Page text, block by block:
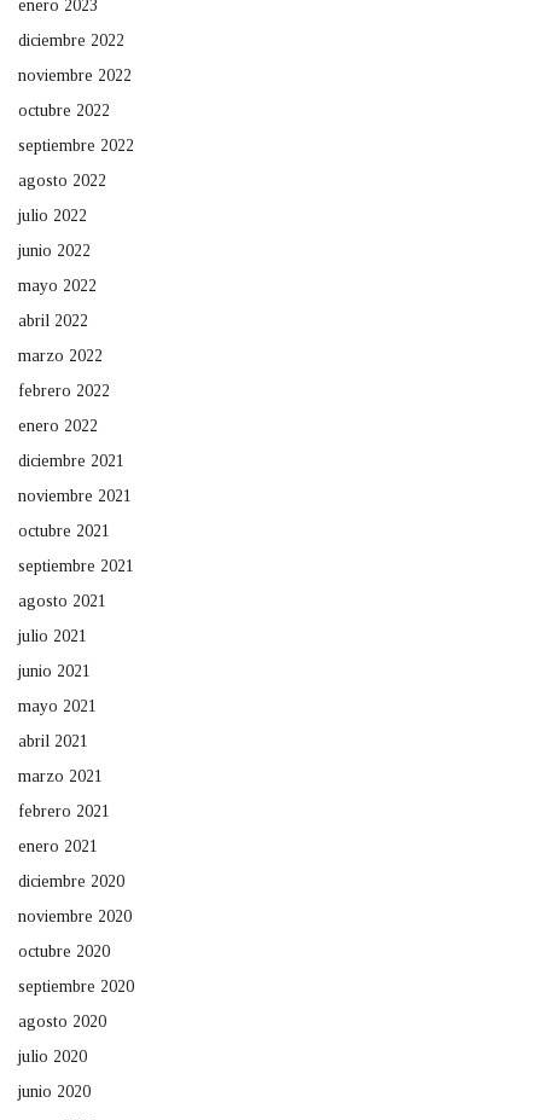
enero 2023
diciembre 2022
noviembre 2022
octubre 2022
septiembre 2022
agosto 2022
julio 2022
junio 2022
mayo 2022
abril 2022
marzo 2022
febrero 2022
enero 2022
diciembre 2021
noviembre 2021
octubre 2021
septiembre 2021
agosto 2021
julio 2021
junio 2021
mayo 2021
abril 2021
marzo 2021
febrero 2021
enero 2021
diciembre 2020
noviembre 2020
octubre 2020
septiembre 2020
agosto 2020
julio 2020
junio 2020